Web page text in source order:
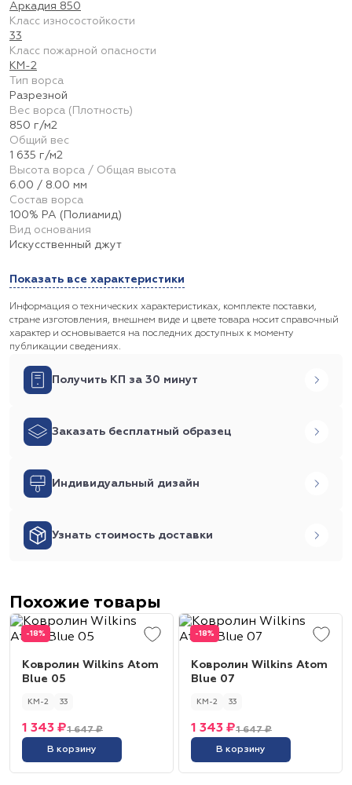
Аркадия 850
Класс износостойкости
33
Класс пожарной опасности
КМ-2
Тип ворса
Разрезной
Вес ворса (Плотность)
850 г/м2
Общий вес
1 635 г/м2
Высота ворса / Общая высота
6.00 / 8.00 мм
Состав ворса
100% PA (Полиамид)
Вид основания
Искусственный джут
Показать все характеристики
Информация о технических характеристиках, комплекте поставки,
стране изготовления, внешнем виде и цвете товара носит справочный
характер и основывается на последних доступных к моменту
публикации сведениях.
Получить КП за 30 минут
Заказать бесплатный образец
Индивидуальный дизайн
Узнать стоимость доставки
Похожие товары
-18%
Ковролин Wilkins Atom
Blue 05
КМ-2 33
1 647 ₽
1 343 ₽
В корзину
-18%
Ковролин Wilkins Atom
Blue 07
КМ-2 33
1 647 ₽
1 343 ₽
В корзину